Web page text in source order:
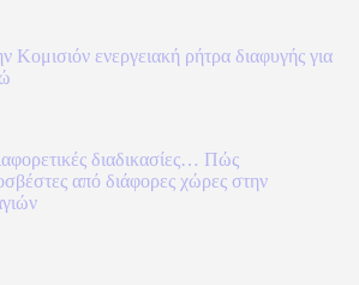
Κομισιόν ενεργειακή ρήτρα διαφυγής για
διαδικασίες… Πώς
από διάφορες χώρες στην